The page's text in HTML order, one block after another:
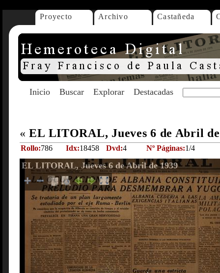
Proyecto Archivo Castañeda
Inicio Buscar Explorar Destacadas
« EL LITORAL, Jueves 6 de Abril
Rollo:786 Idx:18458 Dvd:4 Nº Páginas:1/4
EL LITORAL, Jueves 6 de Abril de 1939